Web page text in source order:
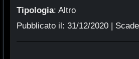
Tipologia: Altro
Pubblicato il: 31/12/2020|